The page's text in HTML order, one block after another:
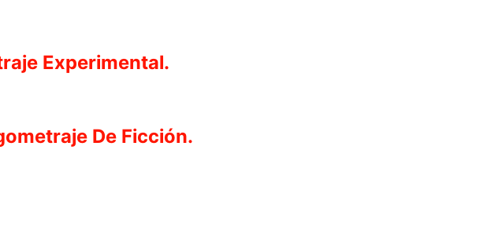
Experimental.
De Ficción.